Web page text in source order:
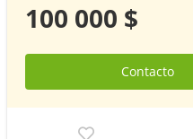
100 000 $
Contacto